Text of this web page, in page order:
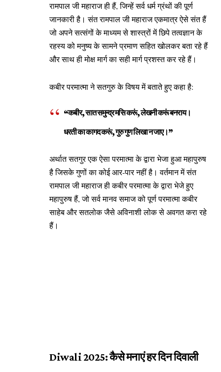
रामपाल जी महाराज ही हैं, जिन्हें सर्व धर्म ग्रंथों की पूर्ण
जानकारी है। संत रामपाल जी महाराज एकमात्र ऐसे संत हैं
जो अपने सत्संगों के माध्यम से शास्त्रों में छिपे तत्वज्ञान के
रहस्य को मनुष्य के सामने प्रमाण सहित खोलकर बता रहे हैं
और साथ ही मोक्ष मार्ग का सही मार्ग प्रशस्त कर रहे हैं।
कबीर परमात्मा ने सतगुरु के विषय में बताते हुए कहा है:
“कबीर, सात समुन्द्र मसि करूं, लेखनी करूं बनराय।
धरती का कागद करूं, गुरु गुण लिखा न जाए।”
अर्थात सतगुर एक ऐसा परमात्मा के द्वारा भेजा हुआ महापुरुष
है जिसके गुणों का कोई आर-पार नहीं है। वर्तमान में संत
रामपाल जी महाराज ही कबीर परमात्मा के द्वारा भेजे हुए
महापुरुष हैं, जो सर्व मानव समाज को पूर्ण परमात्मा कबीर
साहेब और सतलोक जैसे अविनाशी लोक से अवगत करा रहे
हैं।
Diwali 2025: कैसे मनाएं हर दिन दिवाली